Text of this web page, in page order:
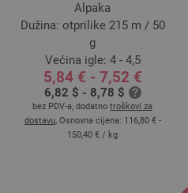
Alpaka
Dužina: otprilike 215 m / 50
g
Većina igle: 4 - 4,5
5,84 € - 7,52 €
6,82 $ - 8,78 $
bez PDV-a, dodatno troškovi za
dostavu, Osnovna cijena: 116,80 € -
150,40 € / kg